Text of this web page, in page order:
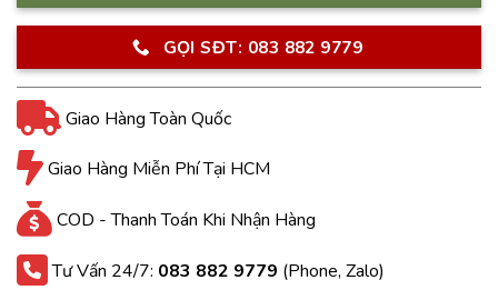
GỌI SĐT: 083 882 9779
Giao Hàng Toàn Quốc
Giao Hàng Miễn Phí Tại HCM
COD - Thanh Toán Khi Nhận Hàng
Tư Vấn 24/7: 083 882 9779 (Phone, Zalo)